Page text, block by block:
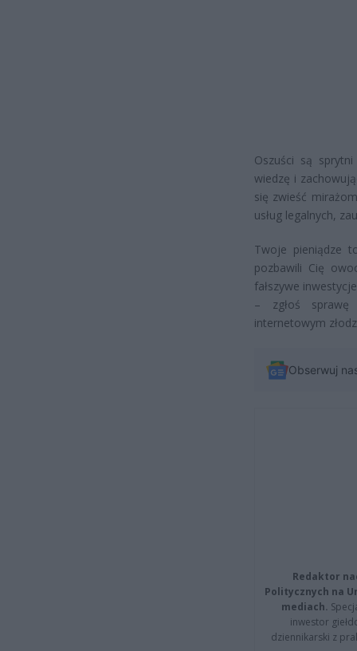
Oszuści są
wiedzę i
się zwieść
usług legalnych,
Twoje pieniądze
pozbawili Cię
fałszywe
– zgłoś sprawę
internetowym
Obserwuj
Redaktor
Politycznych na
mediach.
inwestor
dziennikarski z